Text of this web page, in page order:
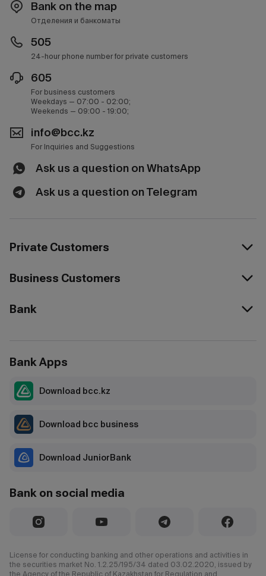
Bank on the map
Отделения и банкоматы
505
24-hour phone number for private customers
605
For business customers
Weekdays — 07:00 - 02:00;
Weekends — 09:00 - 19:00;
info@bcc.kz
For Inquiries and Suggestions
Ask us a question on WhatsApp
Ask us a question on Telegram
Private Customers
Business Customers
Bank
Bank on social media
Bank Apps
Download bcc.kz
Download bcc business
Download JuniorBank
License for conducting banking and other operations and activities in
the securities market No. 1.2.25/195/34 dated 03.02.2020, issued by
the Agency of the Republic of Kazakhstan for Regulation and